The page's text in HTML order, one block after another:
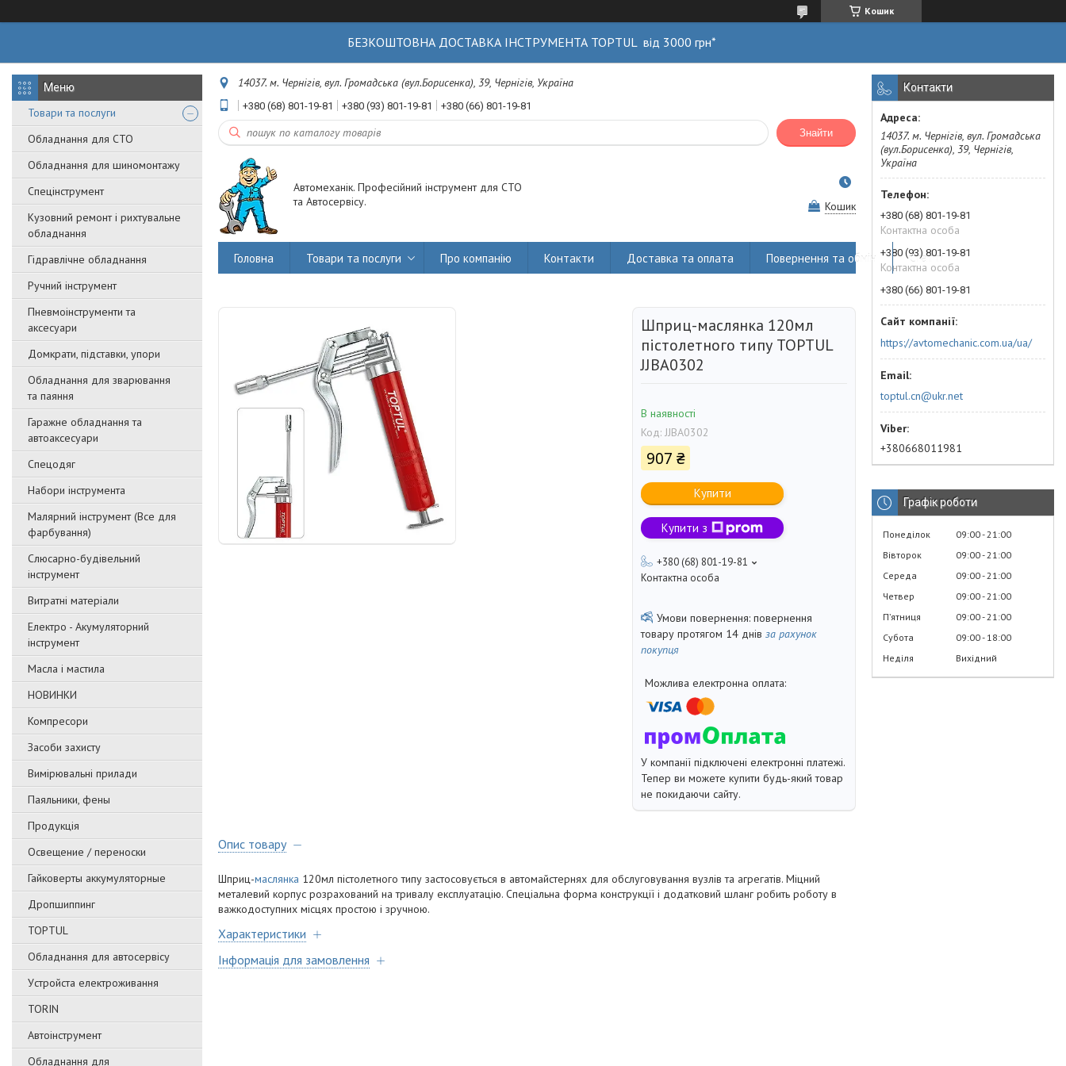
Кошик
БЕЗКОШТОВНА ДОСТАВКА ІНСТРУМЕНТА TOPTUL від 3000 грн*
Товари та послуги
Обладнання для СТО
Обладнання для шиномонтажу
Спецінструмент
Кузовний ремонт і рихтувальне
обладнання
Гідравлічне обладнання
Ручний інструмент
Пневмоінструменти та
аксесуари
Домкрати, підставки, упори
Обладнання для зварювання
та паяння
Гаражне обладнання та
автоаксесуари
Спецодяг
Набори інструмента
Малярний інструмент (Все для
фарбування)
Слюсарно-будівельний
інструмент
Витратні матеріали
Електро - Акумуляторний
інструмент
Масла і мастила
НОВИНКИ
Компресори
Засоби захисту
Вимірювальні прилади
Паяльники, фены
Продукція
Освещение / переноски
Гайковерты аккумуляторные
Дропшиппинг
TOPTUL
Обладнання для автосервісу
Уcтpoйстa елeктpoживання
TORIN
Автоінструмент
Обладнання для
14037. м. Чернігів, вул. Громадська (вул.Борисенка), 39, Чернігів, Україна
+380 (68) 801-19-81 +380 (93) 801-19-81 +380 (66) 801-19-81
Знайти
Автомеханік. Професійний інструмент для СТО
та Автосервісу.
Кошик
Головна Товари та послуги Про компанію Контакти Доставка та оплата Повернення та обмін Статті
Шприц-маслянка 120мл
пістолетного типу TOPTUL
JJBA0302
В наявності
Код: JJBA0302
907 ₴
Купити
Купити з
+380 (68) 801-19-81
Контактна особа
повернення
товару протягом 14 днів за рахунок
покупця
У компанії підключені електронні платежі.
Тепер ви можете купити будь-який товар
не покидаючи сайту.
Опис товару
Шприц-маслянка 120мл пістолетного типу застосовується в автомайстернях для обслуговування вузлів та агрегатів. Міцний
металевий корпус розрахований на тривалу експлуатацію. Спеціальна форма конструкції і додатковий шланг робить роботу в
важкодоступних місцях простою і зручною.
Характеристики
Інформація для замовлення
Контакти
14037. м. Чернігів, вул. Громадська
(вул.Борисенка), 39, Чернігів,
Україна
+380 (68) 801-19-81
Контактна особа
+380 (93) 801-19-81
Контактна особа
+380 (66) 801-19-81
https://avtomechanic.com.ua/ua/
toptul.cn@ukr.net
+380668011981
Графік роботи
Понеділок 09:00 21:00
Вівторок
09:00 21:00
Середа
09:00 21:00
Четвер
09:00 21:00
Пʼятниця
09:00 21:00
Субота
09:00 18:00
Неділя
Вихідний